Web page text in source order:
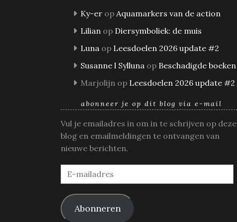
Ky-er op Aquamarkers van de action
Lilian op Diersymboliek: de muis
Luna op Leesdoelen 2026 update #2
Susanne l Sylluna op Beschadigde boeken
Marjolijn op Leesdoelen 2026 update #2
abonneer je op dit blog via e-mail
Vul je emailadres in om in te schrijven op deze
blog en emailmeldingen te ontvangen van
nieuwe berichten.
E-
mailadres
Abonneren